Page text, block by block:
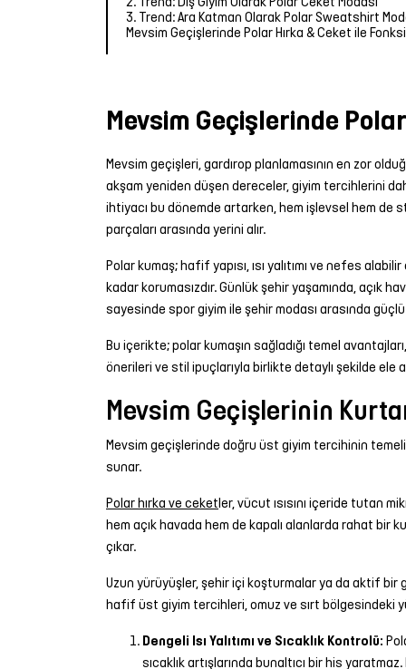
3. Trend: Ara Katman Olarak Polar Sweatshirt
Mevsim Geçişlerinde Polar Hırka & Ceket ile
Mevsim Geçişlerinde
Mevsim geçişleri, gardırop planlamasının en zor
akşam yeniden düşen dereceler, giyim tercihlerini
ihtiyacı bu dönemde artarken, hem işlevsel hem de
parçaları arasında yerini alır.
Polar kumaş; hafif yapısı, ısı yalıtımı ve nefes
kadar korumasızdır. Günlük şehir yaşamında,
sayesinde spor giyim ile şehir modası arasında
Bu içerikte; polar kumaşın sağladığı temel
önerileri ve stil ipuçlarıyla birlikte detaylı şekilde ele
Mevsim Geçişlerinin
Mevsim geçişlerinde doğru üst giyim tercihinin
sunar.
Polar hırka ve ceketler, vücut ısısını içeride tutan
hem açık havada hem de kapalı alanlarda rahat bir
çıkar.
Uzun yürüyüşler, şehir içi koşturmalar ya da aktif bir
hafif üst giyim tercihleri, omuz ve sırt bölgesindeki
Dengeli Isı Yalıtımı ve Sıcaklık Kontrolü:
sıcaklık artışlarında bunaltıcı bir his